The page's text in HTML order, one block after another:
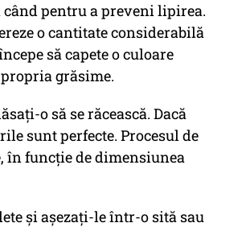
pentru a preveni lipirea.
o cantitate considerabilă
să capete o culoare
grăsime.
o să se răcească. Dacă
sunt perfecte. Procesul de
în funcție de dimensiunea
și așezați-le într-o sită sau